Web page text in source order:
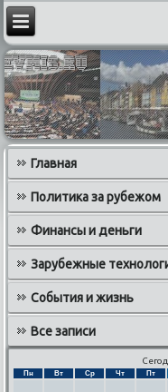
Главная
Политика за рубежом
Финансы и деньги
Зарубежные
События и жизнь
Все записи
Пн Вт Ср Чт Пт